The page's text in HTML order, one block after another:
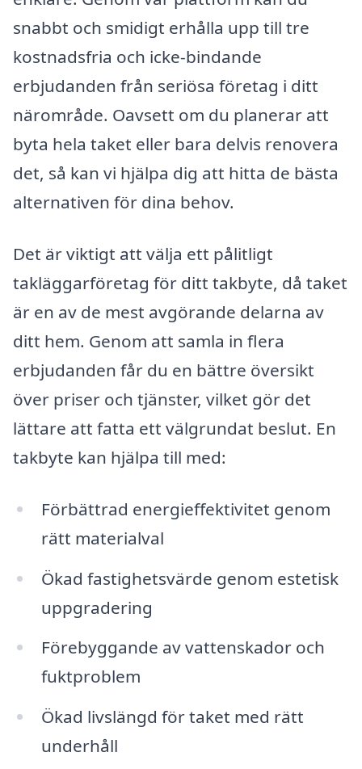
snabbt och smidigt erhålla upp till tre
kostnadsfria och icke-bindande
erbjudanden från seriösa företag i ditt
närområde. Oavsett om du planerar att
byta hela taket eller bara delvis renovera
det, så kan vi hjälpa dig att hitta de bästa
alternativen för dina behov.
Det är viktigt att välja ett pålitligt
takläggarföretag för ditt takbyte, då taket
är en av de mest avgörande delarna av
ditt hem. Genom att samla in flera
erbjudanden får du en bättre översikt
över priser och tjänster, vilket gör det
lättare att fatta ett välgrundat beslut. En
takbyte kan hjälpa till med:
Förbättrad energieffektivitet genom
rätt materialval
Ökad fastighetsvärde genom estetisk
uppgradering
Förebyggande av vattenskador och
fuktproblem
Ökad livslängd för taket med rätt
underhåll